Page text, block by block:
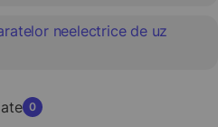
neelectrice de uz
0